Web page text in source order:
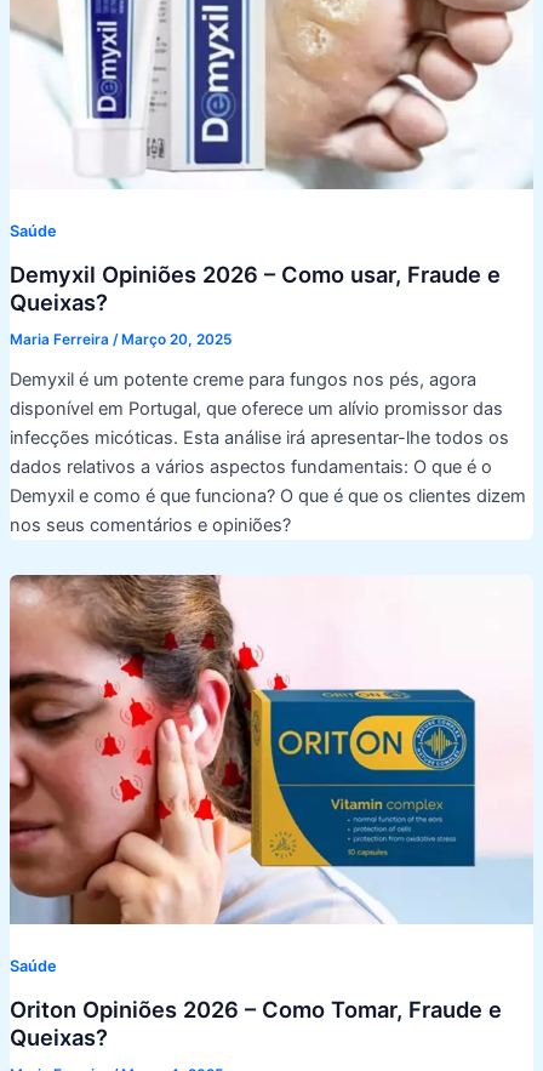
Saúde
Demyxil Opiniões 2026 – Como usar, Fraude e
Queixas?
Maria Ferreira /Março 20, 2025
Demyxil é um potente creme para fungos nos pés, agora
disponível em Portugal, que oferece um alívio promissor das
infecções micóticas. Esta análise irá apresentar-lhe todos os
dados relativos a vários aspectos fundamentais: O que é o
Demyxil e como é que funciona? O que é que os clientes dizem
nos seus comentários e opiniões?
Saúde
Oriton Opiniões 2026 – Como Tomar, Fraude e
Queixas?